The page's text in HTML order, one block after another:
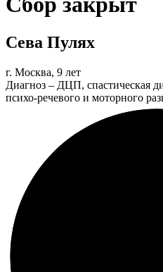
Сева Пулях
г. Москва, 9 лет
Диагноз – ДЦП, спастическая
психо-речевого и моторного